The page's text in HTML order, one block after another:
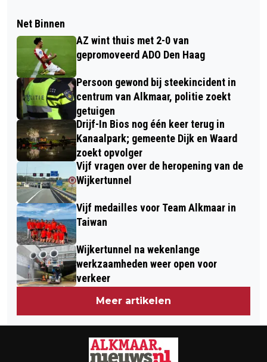
Net Binnen
AZ wint thuis met 2-0 van
gepromoveerd ADO Den Haag
Persoon gewond bij steekincident in
centrum van Alkmaar, politie zoekt
getuigen
Drijf-In Bios nog één keer terug in
Kanaalpark; gemeente Dijk en Waard
zoekt opvolger
Vijf vragen over de heropening van de
Wijkertunnel
Vijf medailles voor Team Alkmaar in
Taiwan
Wijkertunnel na wekenlange
werkzaamheden weer open voor
verkeer
Meer artikelen